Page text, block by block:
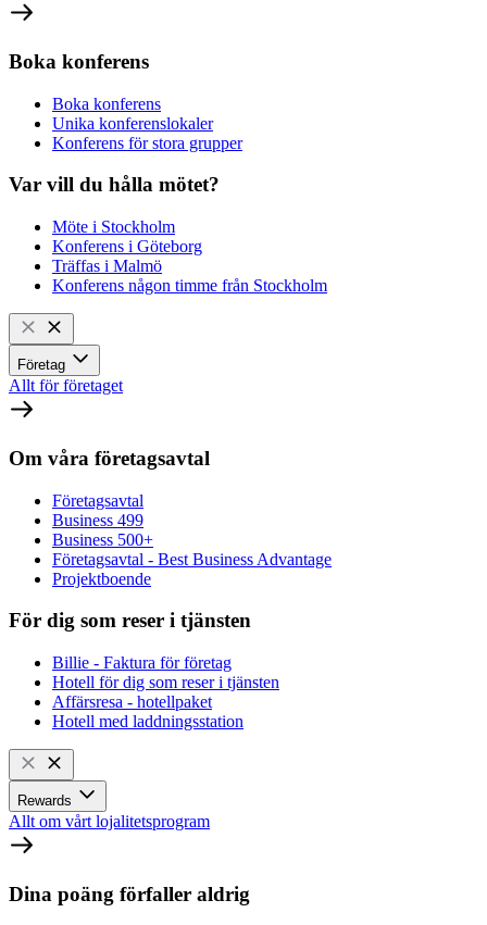
Boka konferens
Boka konferens
Unika konferenslokaler
Konferens för stora grupper
Var vill du hålla mötet?
Möte i Stockholm
Konferens i Göteborg
Träffas i Malmö
Konferens någon timme från Stockholm
Företag
Allt för företaget
Om våra företagsavtal
Företagsavtal
Business 499
Business 500+
Företagsavtal - Best Business Advantage
Projektboende
För dig som reser i tjänsten
Billie - Faktura för företag
Hotell för dig som reser i tjänsten
Affärsresa - hotellpaket
Hotell med laddningsstation
Rewards
Allt om vårt lojalitetsprogram
Dina poäng förfaller aldrig